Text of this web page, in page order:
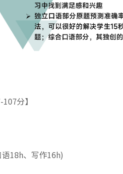
分】
18h、写作16h)